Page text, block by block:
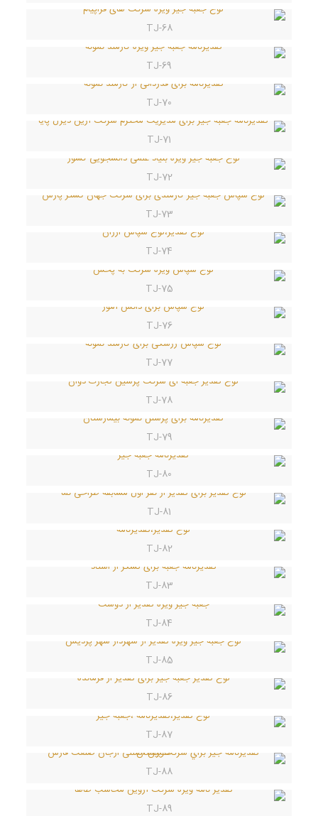
TJ-68
TJ-69
TJ-70
TJ-71
TJ-72
TJ-73
TJ-74
TJ-75
TJ-76
TJ-77
TJ-78
TJ-79
TJ-80
TJ-81
TJ-82
TJ-83
TJ-84
TJ-85
TJ-86
TJ-87
TJ-88
TJ-89